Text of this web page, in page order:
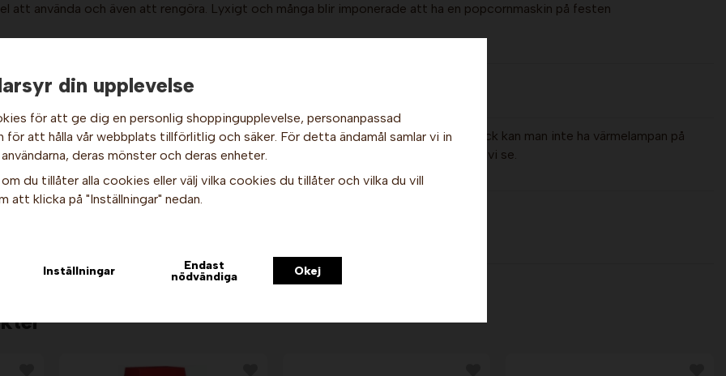
Hej och välkommen till Gottes!
Hos oss får alla handla men välj privatperson (inkl. moms) eller
företag (exkl. moms) för hur våra priser ska visas.
att använda och även att rengöra. Lyxigt och många blir imponerade att ha en popcornmaskin på festen
Lite trångt att fylla behållaren, men det funkar. Perfekt till filmkvällarna. Dock kan man inte ha värmelampan på
filmprojektor, det blir för ljust och den bländar. Ska bygga för något skydd får vi se.
din upplevelse
för att ge dig en personlig shoppingupplevelse, personanpassad
för att hålla vår webbplats tillförlitlig och säker. För detta ändamål samlar vi in
deras mönster och deras enheter.
om du tillåter alla cookies eller välj vilka cookies du tillåter och vilka du vill
att klicka på "Inställningar" nedan.
Inställningar Endast
nödvändiga Okej